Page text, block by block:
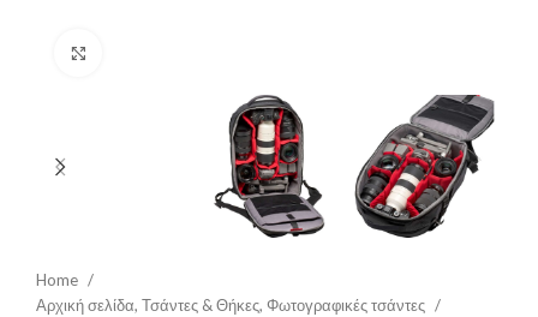
Home
Αρχική σελίδα, Τσάντες & Θήκες, Φωτογραφικές τσάντες